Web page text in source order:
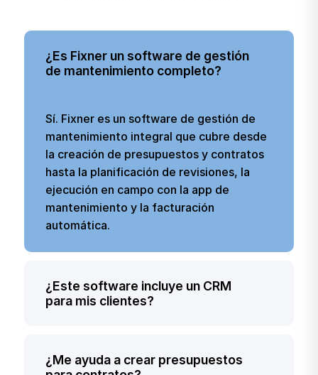
¿Es Fixner un software de gestión
de mantenimiento completo?
Sí. Fixner es un software de gestión de
mantenimiento integral que cubre desde
la creación de presupuestos y contratos
hasta la planificación de revisiones, la
ejecución en campo con la app de
mantenimiento y la facturación
automática.
¿Este software incluye un CRM
para mis clientes?
completo. Podrás gestionar toda la
¿Me ayuda a crear presupuestos